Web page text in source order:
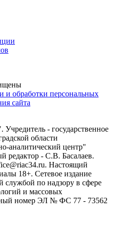
и обработки персональных
сайта
- государственное
области
аналитический центр"
редактор - С.В. Басалаев.
Настоящий
18+. Сетевое издание
службой по надзору в сфере
и массовых
номер ЭЛ № ФС 77 - 73562